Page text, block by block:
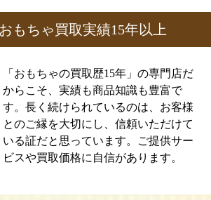
もちゃ買取実績15年以上
「おもちゃの買取歴15年」の専門店だ
からこそ、実績も商品知識も豊富で
す。長く続けられているのは、お客様
とのご縁を大切にし、信頼いただけて
いる証だと思っています。ご提供サー
ビスや買取価格に自信があります。